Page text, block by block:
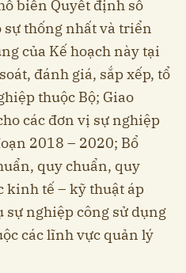
biến Quyết định số
thống nhất và triển
của Kế hoạch này tại
đánh giá, sắp xếp, tổ
thuộc Bộ; Giao
các đơn vị sự nghiệp
2018 – 2020; Bổ
quy chuẩn, quy
kinh tế – kỹ thuật áp
sự nghiệp công sử dụng
các lĩnh vực quản lý